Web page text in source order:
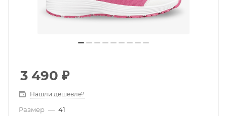
3 490 ₽
Нашли дешевле?
Размер — 41